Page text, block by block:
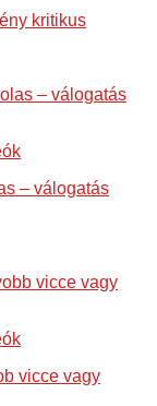
kritikus
– válogatás
vicce vagy